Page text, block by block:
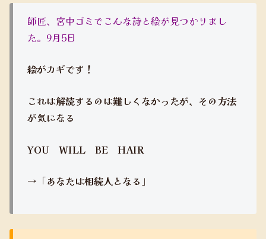
師匠、宮中ゴミでこんな詩と絵が見つかりまし
た。9月5日
絵がカギです！
これは解読するのは難しくなかったが、その方法
が気になる
YOU WILL BE HAIR
→「あなたは相続人となる」